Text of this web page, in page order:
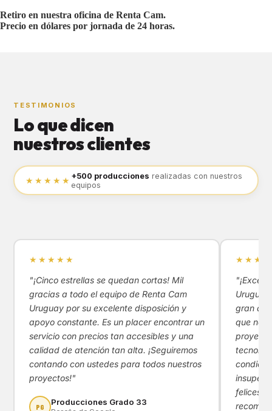
Retiro en nuestra oficina de Renta Cam.
Precio en dólares por jornada de 24 horas.
TESTIMONIOS
Lo que dicen
nuestros clientes
★★★★★ +500 producciones realizadas con nuestros
equipos
★★★★★
"¡Cinco estrellas se quedan cortas! Mil
gracias a todo el equipo de Renta Cam
Uruguay por su excelente disposición y
apoyo constante. Es un placer encontrar un
servicio con precios tan accesibles y una
calidad de atención tan alta. ¡Seguiremos
contando con ustedes para todos nuestros
proyectos!"
PG Producciones Grado 33
gran
que nos
felices